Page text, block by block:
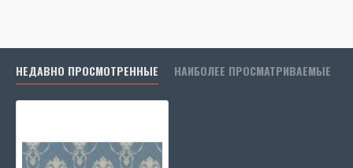
НЕДАВНО ПРОСМОТРЕННЫЕ НАИБОЛЕЕ ПРОСМАТРИВАЕМЫЕ